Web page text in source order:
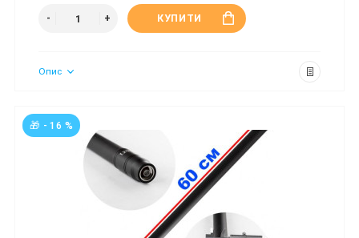
КУПИТИ
Опис
🎁 - 16 %